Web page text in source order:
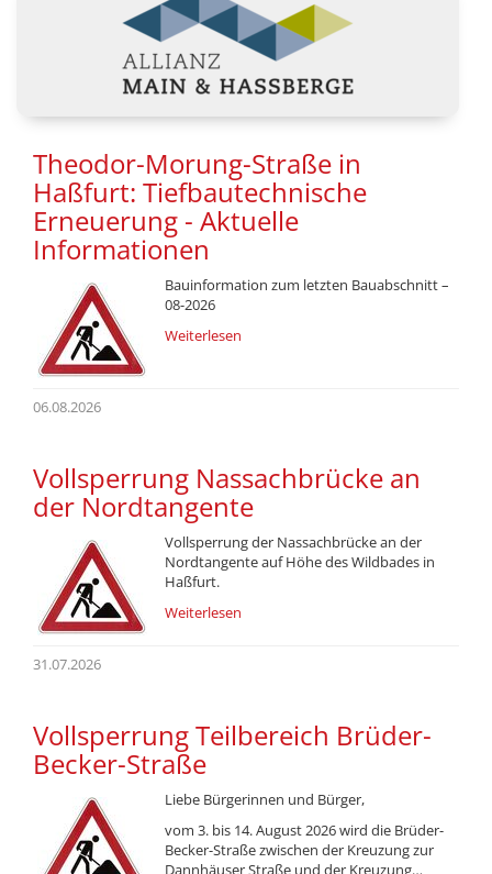
Theodor-Morung-Straße in
Haßfurt: Tiefbautechnische
Erneuerung - Aktuelle
Informationen
Bauinformation zum letzten Bauabschnitt –
08-2026
Weiterlesen
06.08.2026
Vollsperrung Nassachbrücke an
der Nordtangente
Vollsperrung der Nassachbrücke an der
Nordtangente auf Höhe des Wildbades in
Haßfurt.
Weiterlesen
31.07.2026
Vollsperrung Teilbereich Brüder-
Becker-Straße
Liebe Bürgerinnen und Bürger,
vom 3. bis 14. August 2026 wird die Brüder-
Becker-Straße zwischen der Kreuzung zur
Dannhäuser Straße und der Kreuzung…